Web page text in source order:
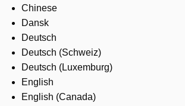
Chinese
Dansk
Deutsch
Deutsch (Schweiz)
Deutsch (Luxemburg)
English
English (Canada)